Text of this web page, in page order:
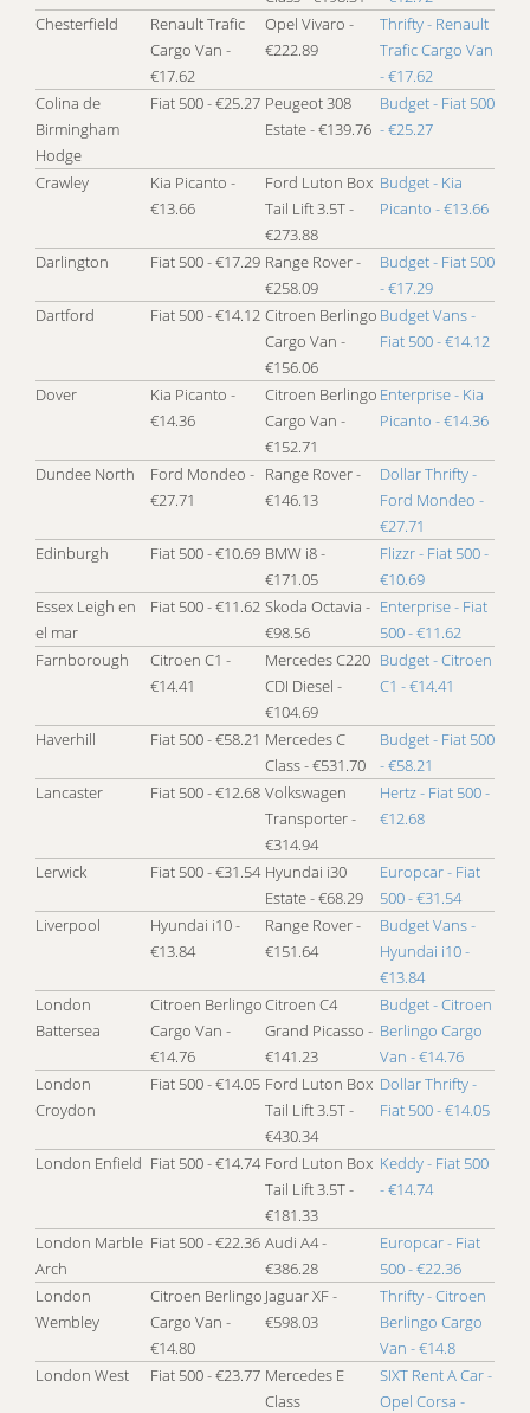
Chesterfield
Renault Trafic
Cargo Van -
€17.62
Opel Vivaro -
€222.89
Thrifty - Renault
Trafic Cargo Van
- €17.62
Colina de
Birmingham
Hodge
Fiat 500 - €25.27 Peugeot 308
Estate - €139.76
Budget - Fiat 500
- €25.27
Crawley
Kia Picanto -
€13.66
Ford Luton Box
Tail Lift 3.5T -
€273.88
Budget - Kia
Picanto - €13.66
Darlington Fiat 500 - €17.29 Range Rover -
€258.09
Budget - Fiat 500
- €17.29
Dartford
Fiat 500 - €14.12 Citroen Berlingo
Cargo Van -
€156.06
Budget Vans -
Fiat 500 - €14.12
Dover
Kia Picanto -
€14.36
Citroen Berlingo
Cargo Van -
€152.71
Enterprise - Kia
Picanto - €14.36
Dundee North
Ford Mondeo -
€27.71
Range Rover -
€146.13
Dollar Thrifty -
Ford Mondeo -
€27.71
Edinburgh
Fiat 500 - €10.69 BMW i8 -
€171.05
Flizzr - Fiat 500 -
€10.69
Essex Leigh en
el mar
Fiat 500 - €11.62 Skoda Octavia -
€98.56
Enterprise - Fiat
500 - €11.62
Farnborough
Citroen C1 -
€14.41
Mercedes C220
CDI Diesel -
€104.69
Budget - Citroen
C1 - €14.41
Haverhill Fiat 500 - €58.21 Mercedes C
Class - €531.70
Budget - Fiat 500
- €58.21
Lancaster
Fiat 500 - €12.68 Volkswagen
Transporter -
€314.94
Hertz - Fiat 500 -
€12.68
Lerwick Fiat 500 - €31.54 Hyundai i30
Estate - €68.29
Europcar - Fiat
500 - €31.54
Liverpool
Hyundai i10 -
€13.84
Range Rover -
€151.64
Budget Vans -
Hyundai i10 -
€13.84
London
Battersea
Citroen Berlingo
Cargo Van -
€14.76
Citroen C4
Grand Picasso -
€141.23
Budget - Citroen
Berlingo Cargo
Van - €14.76
London
Croydon
Fiat 500 - €14.05 Ford Luton Box
Tail Lift 3.5T -
€430.34
Dollar Thrifty -
Fiat 500 - €14.05
London Enfield Fiat 500 - €14.74 Ford Luton Box
Tail Lift 3.5T -
€181.33
Keddy - Fiat 500
- €14.74
London Marble
Arch
Fiat 500 - €22.36 Audi A4 -
€386.28
Europcar - Fiat
500 - €22.36
London
Wembley
Citroen Berlingo
Cargo Van -
€14.80
Jaguar XF -
€598.03
Thrifty - Citroen
Berlingo Cargo
Van - €14.8
London West
Fiat 500 - €23.77 Mercedes E
Class
SIXT Rent A Car -
Opel Corsa -